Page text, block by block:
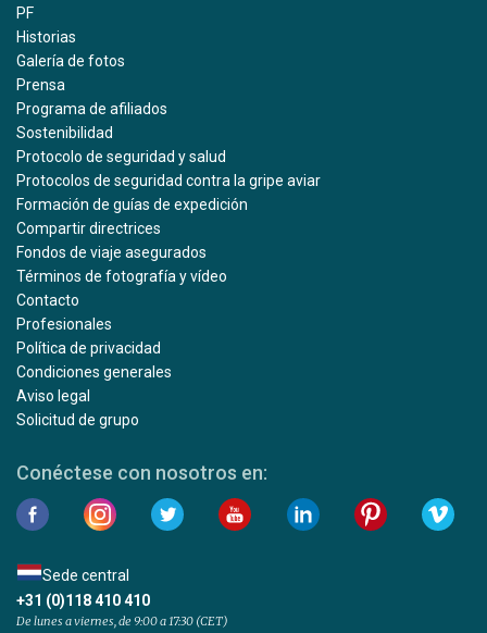
PF
Historias
Galería de fotos
Prensa
Programa de afiliados
Sostenibilidad
Protocolo de seguridad y salud
Protocolos de seguridad contra la gripe aviar
Formación de guías de expedición
Compartir directrices
Fondos de viaje asegurados
Términos de fotografía y vídeo
Contacto
Profesionales
Política de privacidad
Condiciones generales
Aviso legal
Solicitud de grupo
Conéctese con nosotros en:
Sede central
+31 (0)118 410 410
De lunes a viernes, de 9:00 a 17:30 (CET)